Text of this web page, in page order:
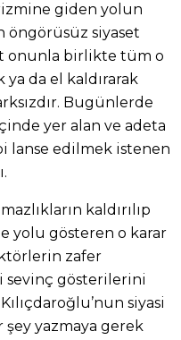
giden yolun
öngörüsüz siyaset
onunla birlikte tüm o
ya da el kaldırarak
Bugünlerde
yer alan ve adeta
lanse edilmek istenen
kaldırılıp
yolu gösteren o karar
zafer
sevinç gösterilerini
siyasi
yazmaya gerek